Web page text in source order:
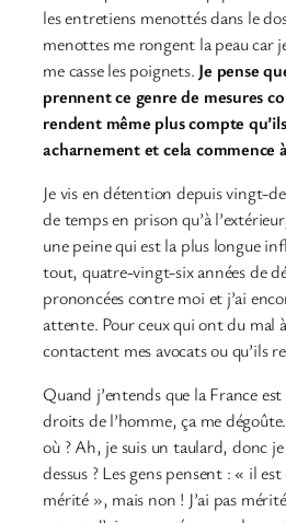
les entretiens menottés dans le
menottes me rongent la peau car
me casse les poignets. Je pense
prennent ce genre de mesures
rendent même plus compte
acharnement et cela commence
Je vis en détention depuis vingt-
de temps en prison qu’à
une peine qui est la plus longue
tout, quatre-vingt-six années de
prononcées contre moi et j’ai
attente. Pour ceux qui ont du mal
contactent mes avocats ou qu’ils
Quand j’entends que la France
droits de l’homme, ça me
où ? Ah, je suis un taulard, donc je
dessus ? Les gens pensent : « il
mérité », mais non ! J’ai pas